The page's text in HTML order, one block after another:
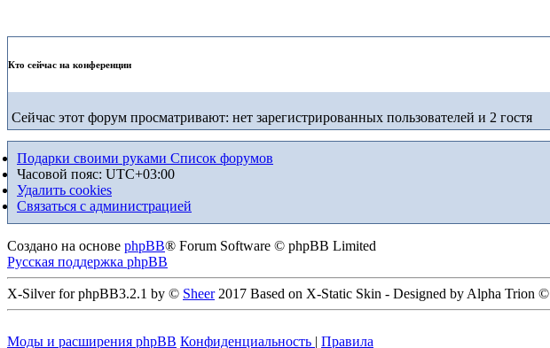
Кто сейчас на конференции
Сейчас этот форум просматривают: нет зарегистрированных пользователей и 2 гостя
Подарки своими руками Список форумов
Часовой пояс: UTC+03:00
Удалить cookies
Связаться с администрацией
Создано на основе phpBB® Forum Software © phpBB Limited
Русская поддержка phpBB
X-Silver for phpBB3.2.1 by © Sheer2017 Based on X-Static Skin - Designed by Alpha Trion ©
Моды и расширения phpBB Конфиденциальность | Правила